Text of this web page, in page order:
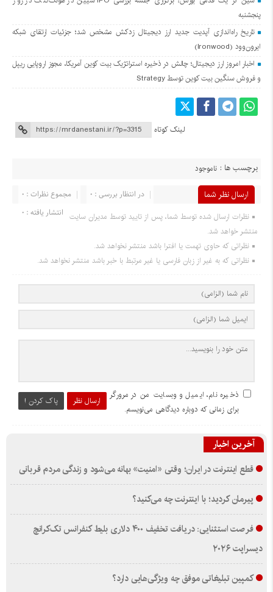
پنجشنبه
تاریخ راه‌اندازی آپدیت جدید ارز دیجیتال زدکش مشخص شد؛ جزئیات ارتقای شبکه
ایرون‌وود (Ironwood)
اخبار امروز ارز دیجیتال؛ چالش در ذخیره استراتژیک بیت کوین آمریکا، مجوز اروپایی ریپل
و فروش سنگین بیت کوین توسط Strategy
لینک کوتاه
برچسب ها : ناموجود
ارسال نظر شما مجموع نظرات : 0
در انتظار بررسی : 0
انتشار یافته : 0 نظرات ارسال شده توسط شما، پس از تایید توسط مدیران سایت
منتشر خواهد شد.
نظراتی که حاوی تهمت یا افترا باشد منتشر نخواهد شد.
نظراتی که به غیر از زبان فارسی یا غیر مرتبط با خبر باشد منتشر نخواهد شد.
ارسال نظر پاک کردن !
ذخیره نام، ایمیل و وبسایت من در مرورگر
برای زمانی که دوباره دیدگاهی می‌نویسم.
آخرین اخبار
قطع اینترنت در ایران؛ وقتی «امنیت» بهانه می‌شود و زندگی مردم قربانی
پیرمان کردید؛ با اینترنت چه می‌کنید؟
فرصت استثنایی: دریافت تخفیف ۴۰۰ دلاری بلیط کنفرانس تک‌کرانچ
دیسراپت ۲۰۲۶
کمپین تبلیغاتی موفق چه ویژگی‌هایی دارد؟